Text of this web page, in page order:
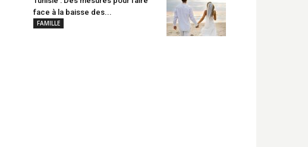
face à la baisse des...
FAMILLE